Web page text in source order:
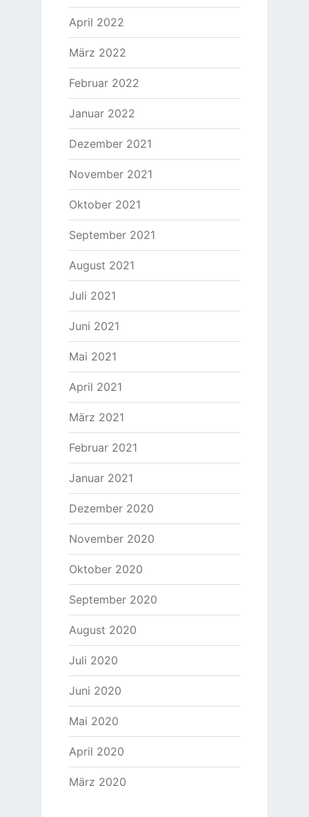
April 2022
März 2022
Februar 2022
Januar 2022
Dezember 2021
November 2021
Oktober 2021
September 2021
August 2021
Juli 2021
Juni 2021
Mai 2021
April 2021
März 2021
Februar 2021
Januar 2021
Dezember 2020
November 2020
Oktober 2020
September 2020
August 2020
Juli 2020
Juni 2020
Mai 2020
April 2020
März 2020